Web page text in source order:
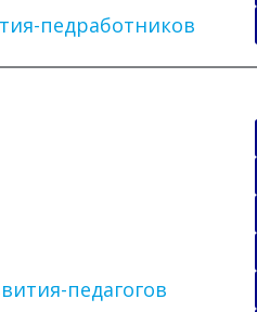
педработников
педагогов